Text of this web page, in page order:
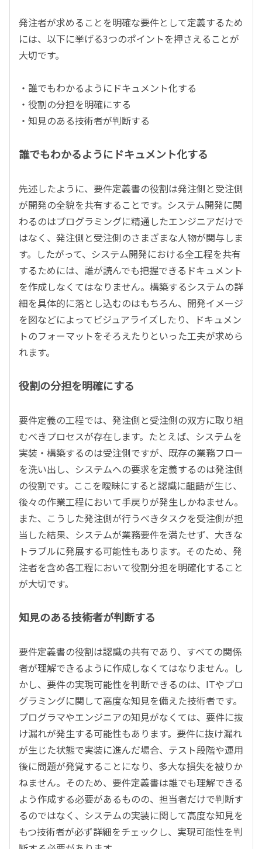
発注者が求めることを明確な要件として定義するため
には、以下に挙げる3つのポイントを押さえることが
大切です。
・誰でもわかるようにドキュメント化する
・役割の分担を明確にする
・知見のある技術者が判断する
誰でもわかるようにドキュメント化する
先述したように、要件定義書の役割は発注側と受注側
が開発の全貌を共有することです。システム開発に関
わるのはプログラミングに精通したエンジニアだけで
はなく、発注側と受注側のさまざまな人物が関与しま
す。したがって、システム開発における全工程を共有
するためには、誰が読んでも把握できるドキュメント
を作成しなくてはなりません。構築するシステムの詳
細を具体的に落とし込むのはもちろん、開発イメージ
を図などによってビジュアライズしたり、ドキュメン
トのフォーマットをそろえたりといった工夫が求めら
れます。
役割の分担を明確にする
要件定義の工程では、発注側と受注側の双方に取り組
むべきプロセスが存在します。たとえば、システムを
実装・構築するのは受注側ですが、既存の業務フロー
を洗い出し、システムへの要求を定義するのは発注側
の役割です。ここを曖昧にすると認識に齟齬が生じ、
後々の作業工程において手戻りが発生しかねません。
また、こうした発注側が行うべきタスクを受注側が担
当した結果、システムが業務要件を満たせず、大きな
トラブルに発展する可能性もあります。そのため、発
注者を含め各工程において役割分担を明確化すること
が大切です。
知見のある技術者が判断する
要件定義書の役割は認識の共有であり、すべての関係
者が理解できるように作成しなくてはなりません。し
かし、要件の実現可能性を判断できるのは、ITやプロ
グラミングに関して高度な知見を備えた技術者です。
プログラマやエンジニアの知見がなくては、要件に抜
け漏れが発生する可能性もあります。要件に抜け漏れ
が生じた状態で実装に進んだ場合、テスト段階や運用
後に問題が発覚することになり、多大な損失を被りか
ねません。そのため、要件定義書は誰でも理解できる
よう作成する必要があるものの、担当者だけで判断す
るのではなく、システムの実装に関して高度な知見を
もつ技術者が必ず詳細をチェックし、実現可能性を判